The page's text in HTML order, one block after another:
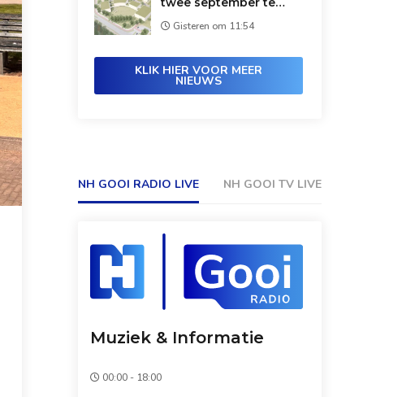
melden
Gisteren om 11:54
KLIK HIER VOOR MEER
NIEUWS
NH GOOI RADIO LIVE NH GOOI TV LIVE
Muziek & Informatie
00:00 - 18:00